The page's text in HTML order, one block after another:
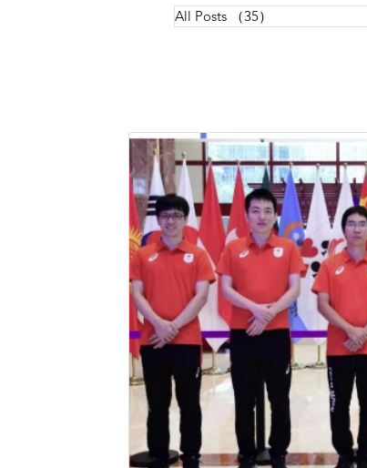
All Posts （35）